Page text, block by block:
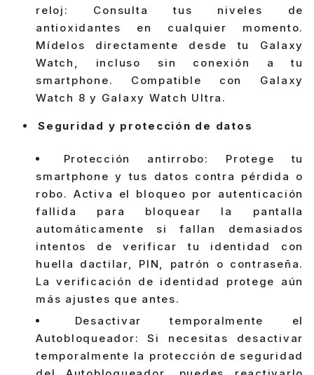
reloj: Consulta tus niveles de
antioxidantes en cualquier momento.
Mídelos directamente desde tu Galaxy
Watch, incluso sin conexión a tu
smartphone. Compatible con Galaxy
Watch 8 y Galaxy Watch Ultra.
Seguridad y protección de datos
Protección antirrobo: Protege tu
smartphone y tus datos contra pérdida o
robo. Activa el bloqueo por autenticación
fallida para bloquear la pantalla
automáticamente si fallan demasiados
intentos de verificar tu identidad con
huella dactilar, PIN, patrón o contraseña.
La verificación de identidad protege aún
más ajustes que antes.
Desactivar temporalmente el
Autobloqueador: Si necesitas desactivar
temporalmente la protección de seguridad